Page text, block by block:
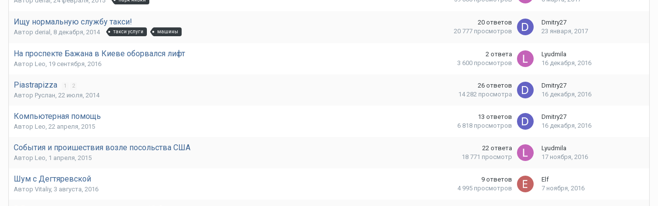
Ищу нормальную службу такси!
Автор derial , 8 декабря, 2014 такси услуги машины
20 ответов
20 777 просмотров
Dmitry27
23 января, 2017
На проспекте Бажана в Киеве оборвался лифт
Автор Leo, 19 сентября, 2016
2 ответа
3 600 просмотров
Lyudmila
16 декабря, 2016
Piastrapizza 1 2
Автор Руслан, 22 июля, 2014
26 ответов
14 282 просмотра
Dmitry27
16 декабря, 2016
Компьютерная помощь
Автор Leo, 22 апреля, 2015
13 ответов
6 818 просмотров
Dmitry27
16 декабря, 2016
События и проишествия возле посольства США
Автор Leo, 1 апреля, 2015
22 ответа
18 771 просмотр
Lyudmila
17 ноября, 2016
Шум с Дегтяревской
Автор Vitaliy, 3 августа, 2016
9 ответов
4 995 просмотров
Elf
7 ноября, 2016